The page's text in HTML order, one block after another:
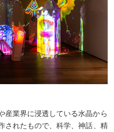
産業界に浸透している水晶から
されたもので、科学、神話、精